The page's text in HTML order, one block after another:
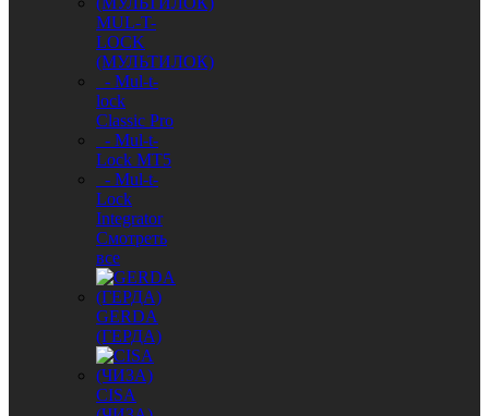
MUL-T-
LOCK
(МУЛЬТИЛОК)
- Mul-t-
lock
Classic Pro
- Mul-t-
Lock MT5
- Mul-t-
Lock
Integrator
Смотреть
все
GERDA
(ГЕРДА)
CISA